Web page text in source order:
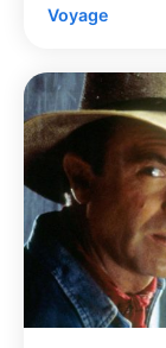
Voyage